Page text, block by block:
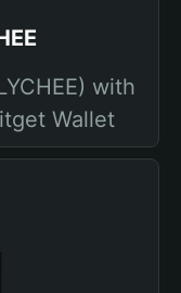
with
Wallet